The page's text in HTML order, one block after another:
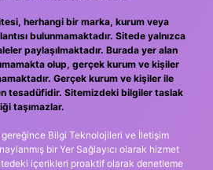
herhangi bir marka, kurum veya
bulunmamaktadır. Sitede yalnızca
paylaşılmaktadır. Burada yer alan
olup, gerçek kurum ve kişiler
Gerçek kurum ve kişiler ile
tesadüfidir. Sitemizdeki bilgiler taslak
taşımazlar.
gereğince Bilgi Teknolojileri ve İletişim
bir Yer Sağlayıcı olarak hizmet
içerikleri proaktif olarak denetleme